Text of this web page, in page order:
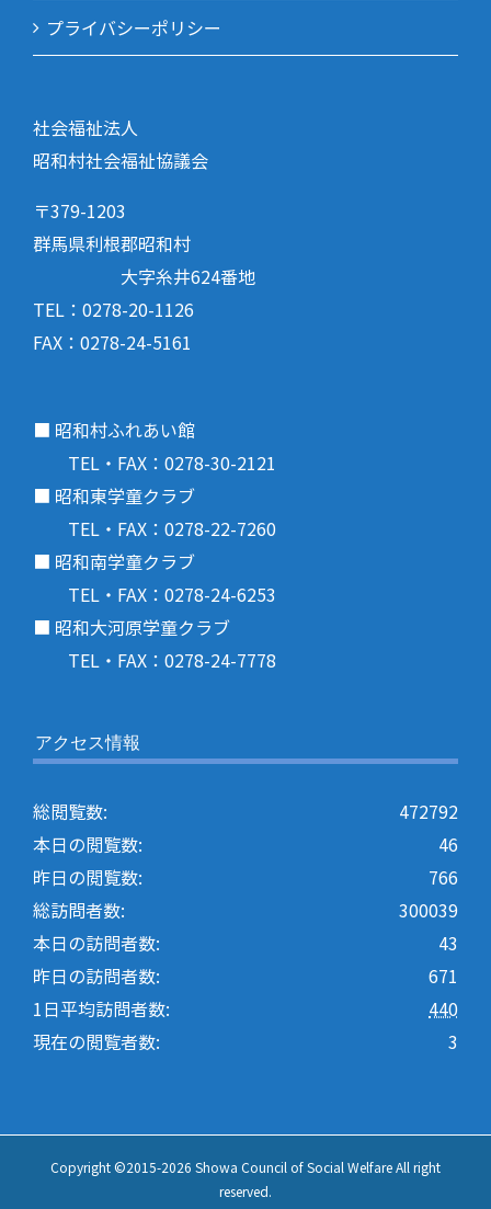
プライバシーポリシー
社会福祉法人
昭和村社会福祉協議会
〒379-1203
群馬県利根郡昭和村
大字糸井624番地
TEL：0278-20-1126
FAX：0278-24-5161
■ 昭和村ふれあい館
TEL・FAX：0278-30-2121
■ 昭和東学童クラブ
TEL・FAX：0278-22-7260
■ 昭和南学童クラブ
TEL・FAX：0278-24-6253
■ 昭和大河原学童クラブ
TEL・FAX：0278-24-7778
アクセス情報
472792
総閲覧数:
46
本日の閲覧数:
766
昨日の閲覧数:
300039
総訪問者数:
43
本日の訪問者数:
671
昨日の訪問者数:
440
1日平均訪問者数:
3
現在の閲覧者数:
Copyright ©2015-2026 Showa Council of Social Welfare All right
reserved.